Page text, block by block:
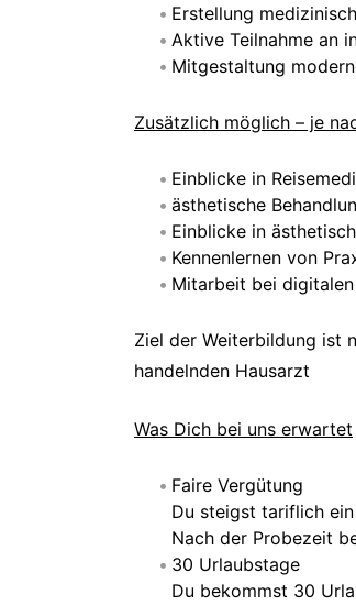
Erstellung
Aktive Teilnahme an
Mitgestaltung
Zusätzlich möglich – je
Einblicke in
ästhetische
Einblicke in
Kennenlernen von
Mitarbeit bei
Ziel der Weiterbildung ist
handelnden Hausarzt
Was Dich bei uns erwartet
Faire Vergütung
Du steigst tariflich
Nach der Probezeit
30 Urlaubstage
Du bekommst 30